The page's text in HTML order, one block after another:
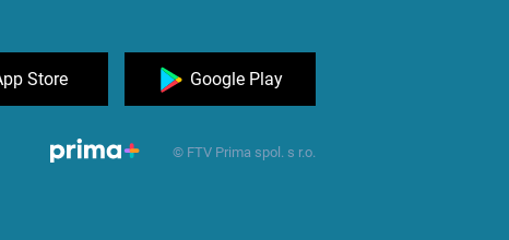
Store Google Play
© FTV Prima spol. s r.o.